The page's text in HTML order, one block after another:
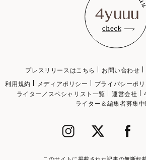
プレスリリースはこちら お問い合わせ
利用規約
メディアポリシー プライバシーポリ
ライター／スペシャリスト一覧
運営会社
ライター＆編集者募集中!